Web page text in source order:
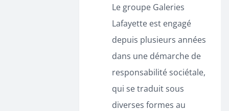
Le groupe Galeries
Lafayette est engagé
depuis plusieurs années
dans une démarche de
responsabilité sociétale,
qui se traduit sous
diverses formes au